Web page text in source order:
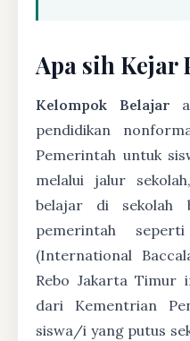
Apa sih Kejar
Kelompok Belajar
pendidikan
Pemerintah untuk
melalui jalur
belajar di sekolah
pemerintah
(International
Rebo Jakarta Timur
dari Kementrian
siswa/i yang putus